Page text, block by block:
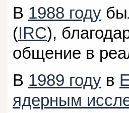
В 1988 году
(IRC),
общение в
В 1989 году в
ядерным